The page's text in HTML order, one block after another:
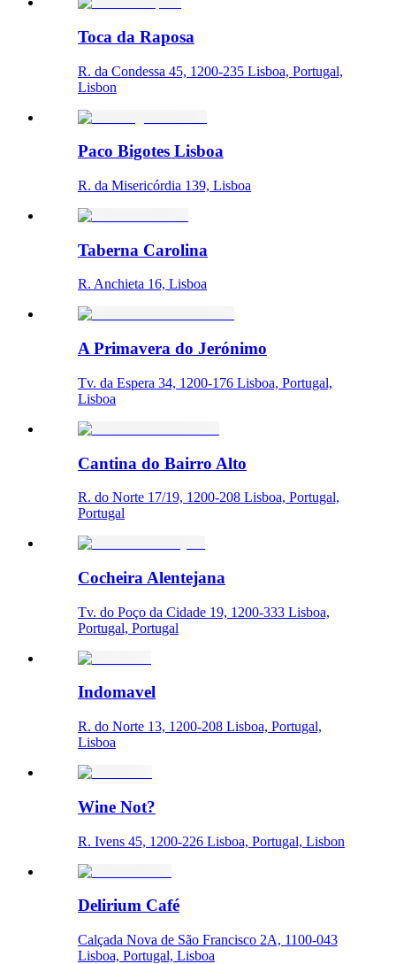
Toca da Raposa
R. da Condessa 45, 1200-235 Lisboa, Portugal,
Lisbon
Paco Bigotes Lisboa
R. da Misericórdia 139, Lisboa
Taberna Carolina
R. Anchieta 16, Lisboa
A Primavera do Jerónimo
Tv. da Espera 34, 1200-176 Lisboa, Portugal,
Lisboa
Cantina do Bairro Alto
R. do Norte 17/19, 1200-208 Lisboa, Portugal,
Portugal
Cocheira Alentejana
Tv. do Poço da Cidade 19, 1200-333 Lisboa,
Portugal, Portugal
Indomavel
R. do Norte 13, 1200-208 Lisboa, Portugal,
Lisboa
Wine Not?
R. Ivens 45, 1200-226 Lisboa, Portugal, Lisbon
Delirium Café
Calçada Nova de São Francisco 2A, 1100-043
Lisboa, Portugal, Lisboa